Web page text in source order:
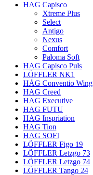
HAG Capisco
Xtreme Plus
Select
Antigo
Nexus
Comfort
Paloma Soft
HAG Capisco Puls
LÖFFLER NK1
HÅG Conventio Wing
HAG Creed
HAG Executive
HAG FUTU
HAG Inspriation
HAG Tion
HAG SOFI
LÖFFLER Figo 19
LÖFFLER Letzgo 73
LÖFFLER Letzgo 74
LÖFFLER Tango 24